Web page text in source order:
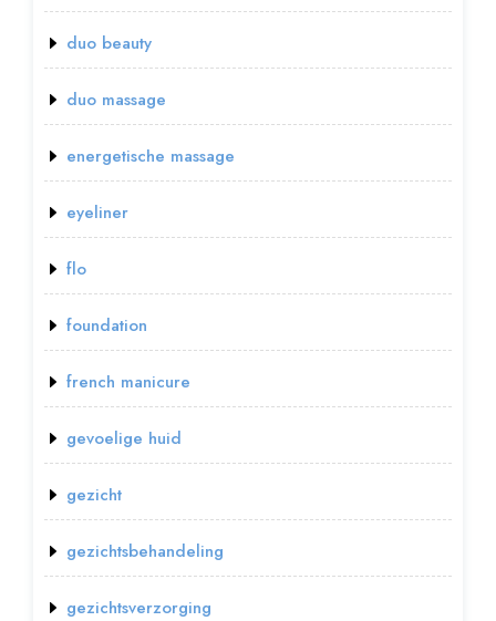
duo beauty
duo massage
energetische massage
eyeliner
flo
foundation
french manicure
gevoelige huid
gezicht
gezichtsbehandeling
gezichtsverzorging